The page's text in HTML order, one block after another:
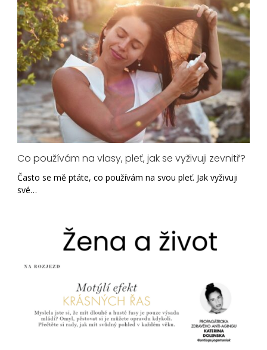
Co používám na vlasy, pleť, jak se vyživuji zevnitř?
Často se mě ptáte, co používám na svou pleť. Jak vyživuji
své…